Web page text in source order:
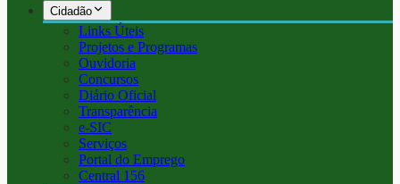
Cidadão
Links Úteis
Projetos e Programas
Ouvidoria
Concursos
Diário Oficial
Transparência
e-SIC
Serviços
Portal do Emprego
Central 156